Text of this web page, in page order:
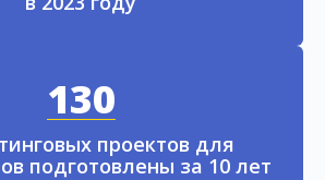
130
проектов для
подготовлены за 10 лет